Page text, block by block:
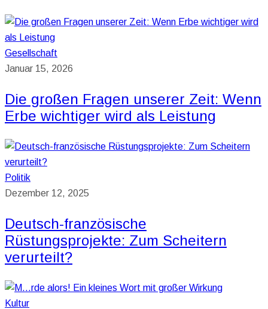
Gesellschaft
Januar 15, 2026
Die großen Fragen unserer Zeit: Wenn
Erbe wichtiger wird als Leistung
Politik
Dezember 12, 2025
Deutsch-französische
Rüstungsprojekte: Zum Scheitern
verurteilt?
Kultur